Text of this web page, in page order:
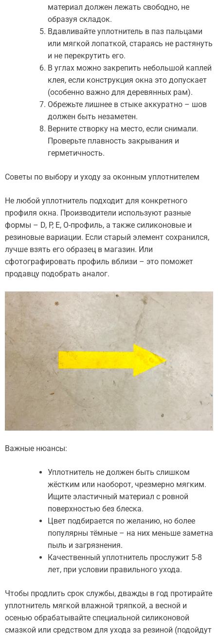
материал должен лежать свободно, не
образуя складок.
Вдавливайте уплотнитель в паз пальцами
или мягкой лопаткой, стараясь не растянуть
и не перекрутить его.
В углах можно закрепить небольшой каплей
клея, если конструкция окна это допускает
(особенно важно для деревянных рам).
Обрежьте лишнее в стыке аккуратно – шов
должен быть незаметен.
Верните створку на место, если снимали.
Проверьте плавность закрывания и
герметичность.
Советы по выбору и уходу за оконным уплотнителем
Не любой уплотнитель подходит для конкретного
профиля окна. Производители используют разные
формы – D, P, E, O-профиль, а также силиконовые и
резиновые вариации. Если старый элемент сохранился,
лучше взять его образец в магазин. Или
сфотографировать профиль вблизи – это поможет
продавцу подобрать аналог.
Важные нюансы:
Уплотнитель не должен быть слишком
жёстким или наоборот, чрезмерно мягким.
Ищите эластичный материал с ровной
поверхностью без блеска.
Цвет подбирается по желанию, но более
популярны тёмные – на них меньше заметна
пыль и загрязнения.
Качественный уплотнитель прослужит 5-8
лет, при условии правильного ухода.
Чтобы продлить срок службы, дважды в год протирайте
уплотнитель мягкой влажной тряпкой, а весной и
осенью обрабатывайте специальной силиконовой
смазкой или средством для ухода за резиной (подойдут